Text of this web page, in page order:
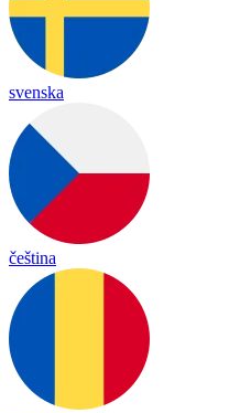
svenska
čeština